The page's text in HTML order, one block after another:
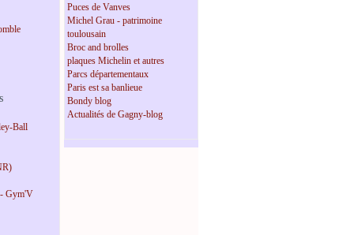
Ball
- Gym'V
Puces de Vanves
Michel Grau - patrimoine
toulousain
Broc and brolles
plaques Michelin et autres
Parcs départementaux
Paris est sa banlieue
Bondy blog
Actualités de Gagny-blog